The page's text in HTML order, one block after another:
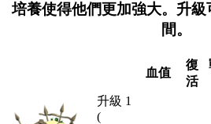
培養使得他們更加強大。升
間。
血值
復
活
升級 1
(